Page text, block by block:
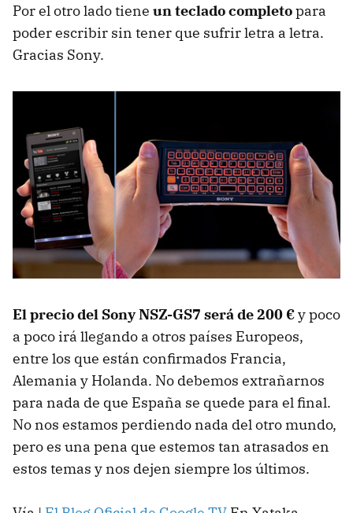
Por el otro lado tiene un teclado completopara
poder escribir sin tener que sufrir letra a letra.
Gracias Sony.
El precio del Sony NSZ-GS7 será de 200 €y poco
a poco irá llegando a otros países Europeos,
entre los que están confirmados Francia,
Alemania y Holanda. No debemos extrañarnos
para nada de que España se quede para el final.
No nos estamos perdiendo nada del otro mundo,
pero es una pena que estemos tan atrasados en
estos temas y nos dejen siempre los últimos.